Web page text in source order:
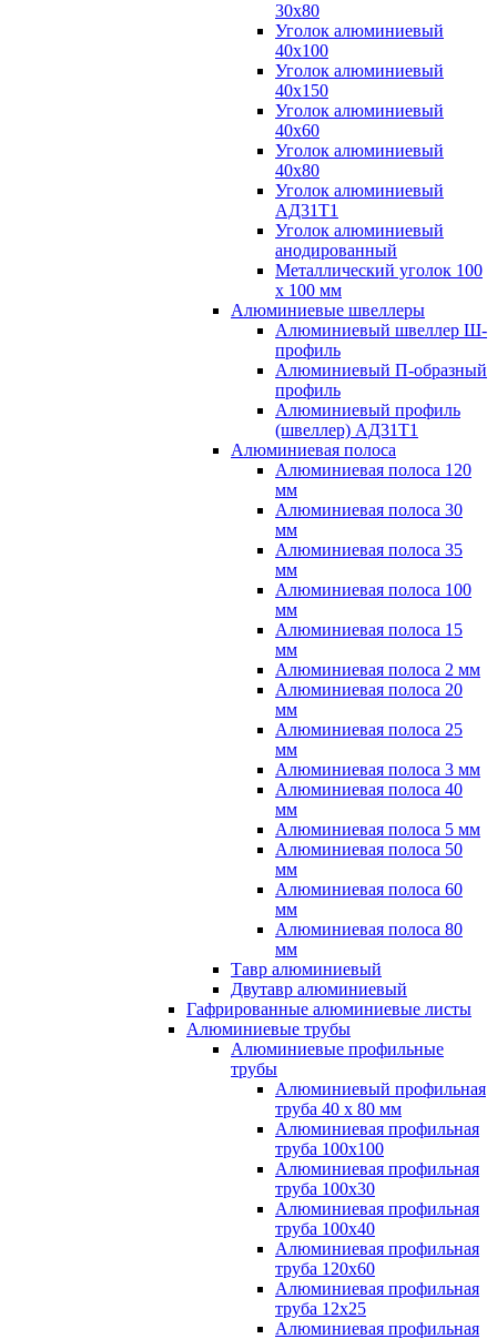
30х80
Уголок алюминиевый
40х100
Уголок алюминиевый
40х150
Уголок алюминиевый
40х60
Уголок алюминиевый
40х80
Уголок алюминиевый
АД31Т1
Уголок алюминиевый
анодированный
Металлический уголок 100
х 100 мм
Алюминиевые швеллеры
Алюминиевый швеллер Ш-
профиль
Алюминиевый П-образный
профиль
Алюминиевый профиль
(швеллер) АД31Т1
Алюминиевая полоса
Алюминиевая полоса 120
мм
Алюминиевая полоса 30
мм
Алюминиевая полоса 35
мм
Алюминиевая полоса 100
мм
Алюминиевая полоса 15
мм
Алюминиевая полоса 2 мм
Алюминиевая полоса 20
мм
Алюминиевая полоса 25
мм
Алюминиевая полоса 3 мм
Алюминиевая полоса 40
мм
Алюминиевая полоса 5 мм
Алюминиевая полоса 50
мм
Алюминиевая полоса 60
мм
Алюминиевая полоса 80
мм
Тавр алюминиевый
Двутавр алюминиевый
Гафрированные алюминиевые листы
Алюминиевые трубы
Алюминиевые профильные
трубы
Алюминиевый профильная
труба 40 х 80 мм
Алюминиевая профильная
труба 100х100
Алюминиевая профильная
труба 100х30
Алюминиевая профильная
труба 100х40
Алюминиевая профильная
труба 120х60
Алюминиевая профильная
труба 12x25
Алюминиевая профильная